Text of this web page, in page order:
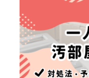
受
お急ぎの方